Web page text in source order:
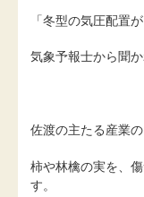
「冬型の気圧配置
気象予報士から聞
佐渡の主たる産業
柿や林檎の実を、
す。